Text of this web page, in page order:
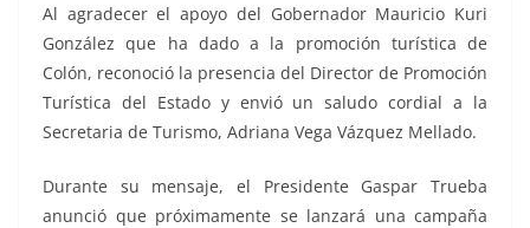
Al agradecer el apoyo del Gobernador Mauricio Kuri
González que ha dado a la promoción turística de
Colón, reconoció la presencia del Director de Promoción
Turística del Estado y envió un saludo cordial a la
Secretaria de Turismo, Adriana Vega Vázquez Mellado.
Durante su mensaje, el Presidente Gaspar Trueba
anunció que próximamente se lanzará una campaña